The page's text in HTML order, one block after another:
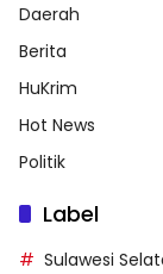
Daerah
Berita
HuKrim
Hot News
Politik
Label
Sulawesi